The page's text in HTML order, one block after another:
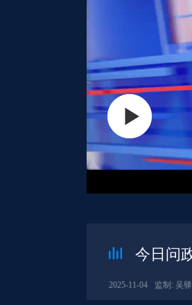
今日问
2025-11-04 监制: 吴驿